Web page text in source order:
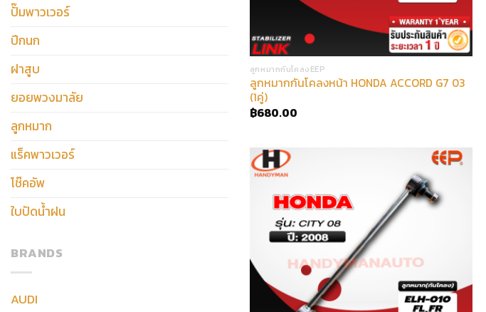
ใบปัดหัวล็อคญี่ปุ่น
ใบปัดยุโรป
ลูกหมากแร็คEEP
ลูกหมากคันชักนอกEEP
ปั๊มพาวเวอร์
ปีกนก
ฝาสูบ
ยอยพวงมาลัย
ลูกหมาก
แร็คพาวเวอร์
โช๊คอัพ
ใบปัดน้ำฝน
BRANDS
AUDI
ลูกหมากกันโคลงEEP
ลูกหมากกันโคลงหน้า HONDA ACCORD G7 03
(1คู่)
฿680.00